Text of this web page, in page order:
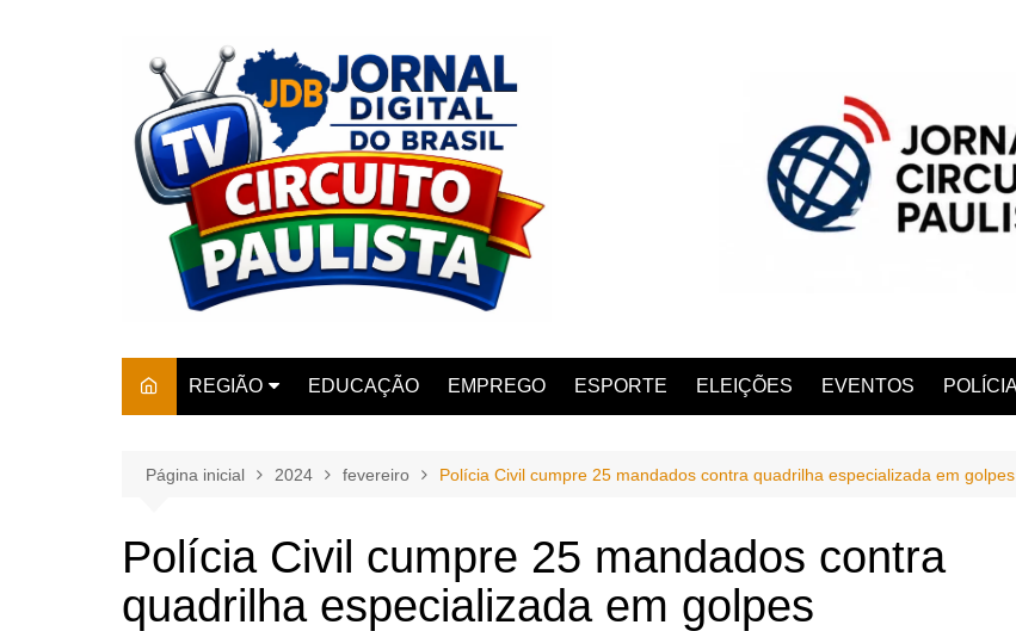
REGIÃO
AMPARO
BARRETOS
CAMPINAS
EDUCAÇÃO EMPREGO ESPORTE ELEIÇÕES EVENTOS
Página inicial 2024 fevereiro Polícia Civil cumpre 25 mandados contra quadrilha especializada em
Polícia Civil cumpre 25 mandados contra
quadrilha especializada em golpes